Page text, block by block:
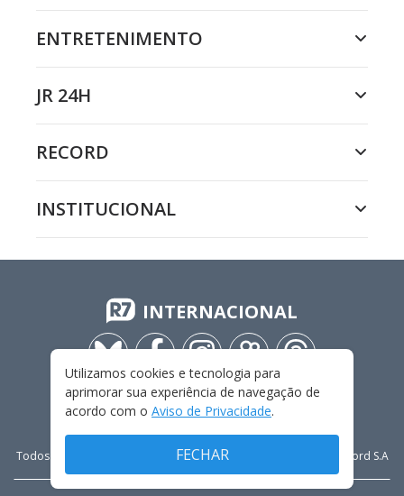
ENTRETENIMENTO
JR 24H
RECORD
INSTITUCIONAL
INTERNACIONAL
Todos os direitos reservados - 2009-2026 - Rádio e Televisão Record S.A
Utilizamos cookies e tecnologia para
aprimorar sua experiência de navegação de
acordo com o Aviso de Privacidade.
FECHAR